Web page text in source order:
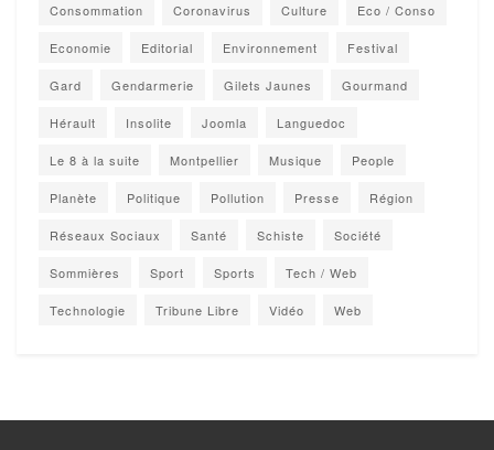
Consommation Coronavirus Culture Eco / Conso
Economie Editorial Environnement Festival
Gard Gendarmerie Gilets Jaunes Gourmand
Hérault Insolite Joomla Languedoc
Le 8 à la suite Montpellier Musique People
Planète Politique Pollution Presse Région
Réseaux Sociaux Santé Schiste Société
Sommières Sport Sports Tech / Web
Technologie Tribune Libre Vidéo Web